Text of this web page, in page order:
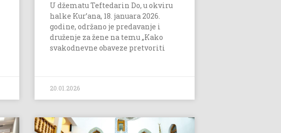
U džematu Teftedarin Do, u okviru
halke Kur’ana, 18. januara 2026.
godine, održano je predavanje i
druženje za žene na temu „Kako
svakodnevne obaveze pretvoriti
20.01.2026